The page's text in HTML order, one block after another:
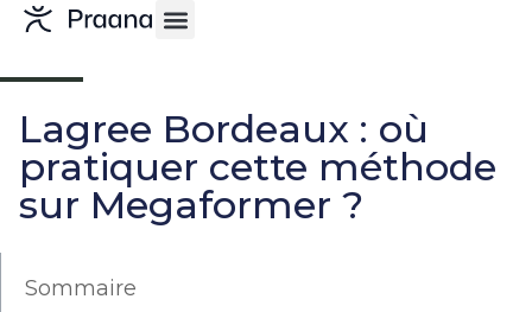
Lagree Bordeaux : où
pratiquer cette méthode
sur Megaformer ?
Sommaire